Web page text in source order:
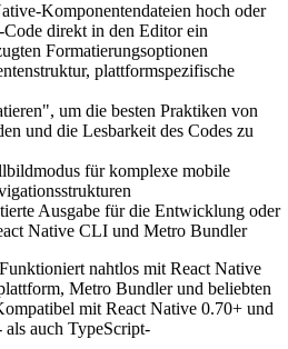
Komponentendateien hoch oder
direkt in den Editor ein
Formatierungsoptionen
plattformspezifische
um die besten Praktiken von
und die Lesbarkeit des Codes zu
für komplexe mobile
Ausgabe für die Entwicklung oder
Native CLI und Metro Bundler
Funktioniert nahtlos mit React Native
Metro Bundler und beliebten
mit React Native 0.70+ und
als auch TypeScript-